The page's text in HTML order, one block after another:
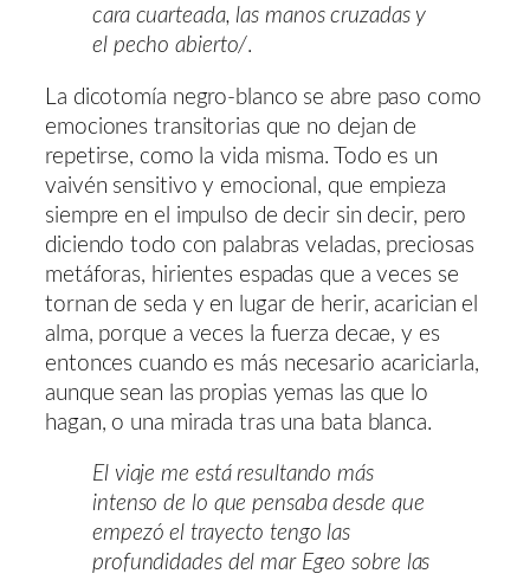
cara cuarteada, las manos cruzadas y
el pecho abierto/.
La dicotomía negro-blanco se abre paso como
emociones transitorias que no dejan de
repetirse, como la vida misma. Todo es un
vaivén sensitivo y emocional, que empieza
siempre en el impulso de decir sin decir, pero
diciendo todo con palabras veladas, preciosas
metáforas, hirientes espadas que a veces se
tornan de seda y en lugar de herir, acarician el
alma, porque a veces la fuerza decae, y es
entonces cuando es más necesario acariciarla,
aunque sean las propias yemas las que lo
hagan, o una mirada tras una bata blanca.
El viaje me está resultando más
intenso de lo que pensaba desde que
empezó el trayecto tengo las
profundidades del mar Egeo sobre las